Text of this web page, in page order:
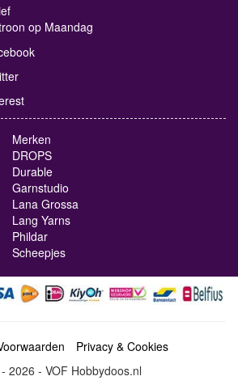
op Maandag
Merken
DROPS
Durable
Garnstudio
Lana Grossa
Lang Yarns
Phildar
Scheepjes
Privacy & Cookies
2026 - VOF Hobbydoos.nl